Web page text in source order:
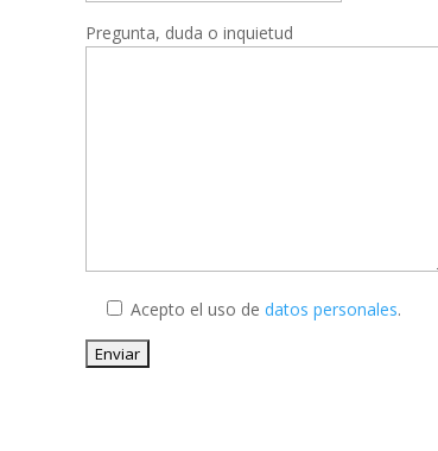
Pregunta, duda o inquietud
Acepto el uso dedatos personales.